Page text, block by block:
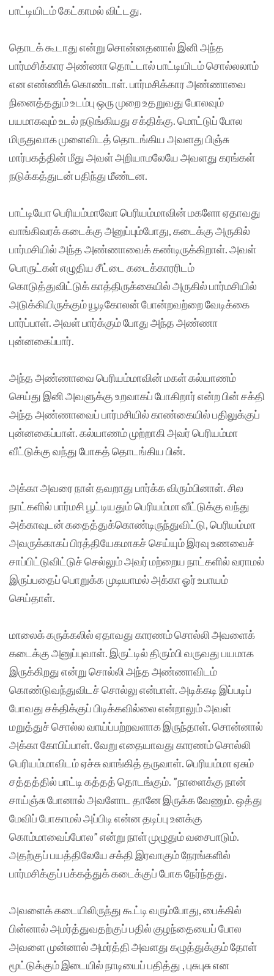
பாட்டியிடம் கேட்காமல் விட்டது.
தொடக் கூடாது என்று சொன்னதனால் இனி அந்த
பார்மசிக்கார அண்ணா தொட்டால் பாட்டியிடம் சொல்லலாம்
என எண்ணிக் கொண்டாள். பார்மசிக்கார அண்ணாவை
நினைத்ததும் உடம்பு ஒரு முறை உதறுவது போலவும்
பயமாகவும் உடல் நடுங்கியது சக்திக்கு. மொட்டுப் போல
மிருதுவாக முளைவிடத் தொடங்கிய அவளது பிஞ்சு
மார்பகத்தின் மீது அவள் அறியாமலேயே அவளது கரங்கள்
நடுக்கத்துடன் பதிந்து மீண்டன.
பாட்டியோ பெரியம்மாவோ பெரியம்மாவின் மகளோ ஏதாவது
வாங்கிவரக் கடைக்கு அனுப்பும்போது, கடைக்கு அருகில்
பார்மசியில் அந்த அண்ணாவைக் கண்டிருக்கிறாள். அவள்
பொருட்கள் எழுதிய சீட்டை கடைக்காரரிடம்
கொடுத்துவிட்டுக் காத்திருக்கையில் அருகில் பார்மசியில்
அடுக்கியிருக்கும் யூடிகோலன் போன்றவற்றை வேடிக்கை
பார்ப்பாள். அவள் பார்க்கும் போது அந்த அண்ணா
புன்னகைப்பார்.
அந்த அண்ணாவை பெரியம்மாவின் மகள் கல்யாணம்
செய்து இனி அவளுக்கு உறவாகப் போகிறார் என்ற பின் சக்தி
அந்த அண்ணாவைப் பார்மசியில் காண்கையில் பதிலுக்குப்
புன்னகைப்பாள். கல்யாணம் முற்றாகி அவர் பெரியம்மா
வீட்டுக்கு வந்து போகத் தொடங்கிய பின்.
அக்கா அவரை நாள் தவறாது பார்க்க விரும்பினாள். சில
நாட்களில் பார்மசி பூட்டியதும் பெரியம்மா வீட்டுக்கு வந்து
அக்காவுடன் கதைத்துக்கொண்டிருந்துவிட்டு, பெரியம்மா
அவருக்காகப் பிரத்தியேகமாகச் செய்யும் இரவு உணவைச்
சாப்பிட்டுவிட்டுச் செல்லும் அவர் மற்றைய நாட்களில் வராமல்
இருப்பதைப் பொறுக்க முடியாமல் அக்கா ஓர் உபாயம்
செய்தாள்.
மாலைக் கருக்கலில் ஏதாவது காரணம் சொல்லி அவளைக்
கடைக்கு அனுப்புவாள். இருட்டில் திரும்பி வருவது பயமாக
இருக்கிறது என்று சொல்லி அந்த அண்ணாவிடம்
கொண்டுவந்துவிடச் சொல்லு என்பாள். அடிக்கடி இப்படிப்
போவது சக்திக்குப் பிடிக்கவில்லை என்றாலும் அவள்
மறுத்துச் சொல்ல வாய்ப்பற்றவளாக இருந்தாள். சொன்னால்
அக்கா கோபிப்பாள். வேறு எதையாவது காரணம் சொல்லி
பெரியம்மாவிடம் ஏச்சு வாங்கித் தருவாள். பெரியம்மா ஏசும்
சத்தத்தில் பாட்டி கத்தத் தொடங்கும். ”நாளைக்கு நான்
சாய்ஞ்சு போனால் அவளோட தானே இருக்க வேணும். ஒத்து
மேவிப் போகாமல் அப்பிடி என்ன தடிப்பு உனக்கு
கொம்மாவைப்போல” என்று நாள் முழுதும் வசைபாடும்.
அதற்குப் பயத்திலேயே சக்தி இரவாகும் நேரங்களில்
பார்மசிக்குப் பக்கத்துக் கடைக்குப் போக நேர்ந்தது.
அவளைக் கடையிலிருந்து கூட்டி வரும்போது, பைக்கில்
பின்னால் அமர்த்துவதற்குப் பதில் குழந்தையைப் போல
அவளை முன்னால் அமர்த்தி அவளது கழுத்துக்கும் தோள்
மூட்டுக்கும் இடையில் நாடியைப் பதித்து , புசுபுசு என